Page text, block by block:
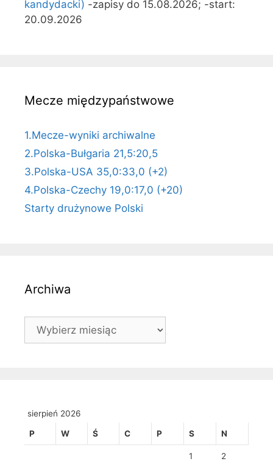
kandydacki) -zapisy do 15.08.2026; -start:
20.09.2026
Mecze międzypaństwowe
1.Mecze-wyniki archiwalne
2.Polska-Bułgaria 21,5:20,5
3.Polska-USA 35,0:33,0 (+2)
4.Polska-Czechy 19,0:17,0 (+20)
Starty drużynowe Polski
Archiwa
Archiwa
sierpień 2026
P W Ś C P S N
1 2